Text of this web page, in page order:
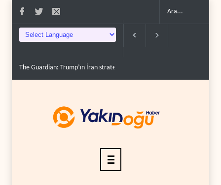
The Guardian: Trump’ın İran stratejisi alay konusu oldu..